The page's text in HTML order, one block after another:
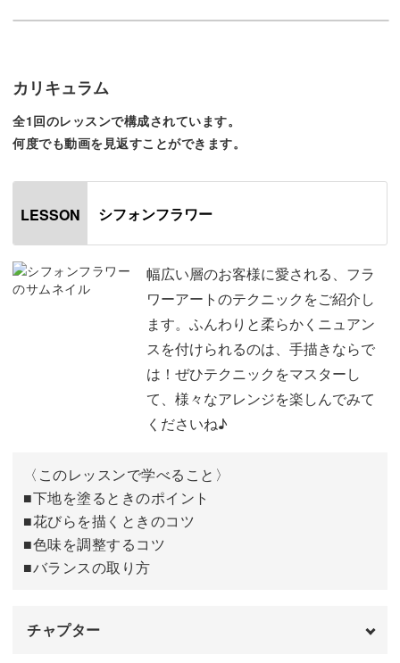
今回のようにナチュラルな雰囲気にしてもいいですし、寒
色系のカラーで作っても素敵です。
ひマスターしてくださいね。
カリキュラム
全1回のレッスンで構成されています。
何度でも動画を見返すことができます。
LESSON シフォンフラワー
幅広い層のお客様に愛される、フラ
ワーアートのテクニックをご紹介し
ます。ふんわりと柔らかくニュアン
スを付けられるのは、手描きならで
は！ぜひテクニックをマスターし
て、様々なアレンジを楽しんでみて
くださいね♪
〈このレッスンで学べること〉
■下地を塗るときのポイント
■花びらを描くときのコツ
■色味を調整するコツ
■バランスの取り方
チャプター